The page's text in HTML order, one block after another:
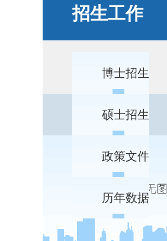
招生工作
博士招生
硕士招生
政策文件
历年数据